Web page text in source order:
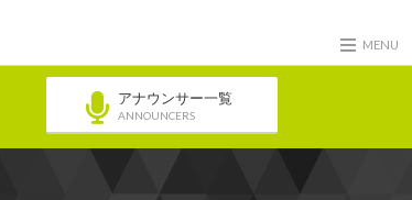
MENU
アナウンサー一覧
ANNOUNCERS